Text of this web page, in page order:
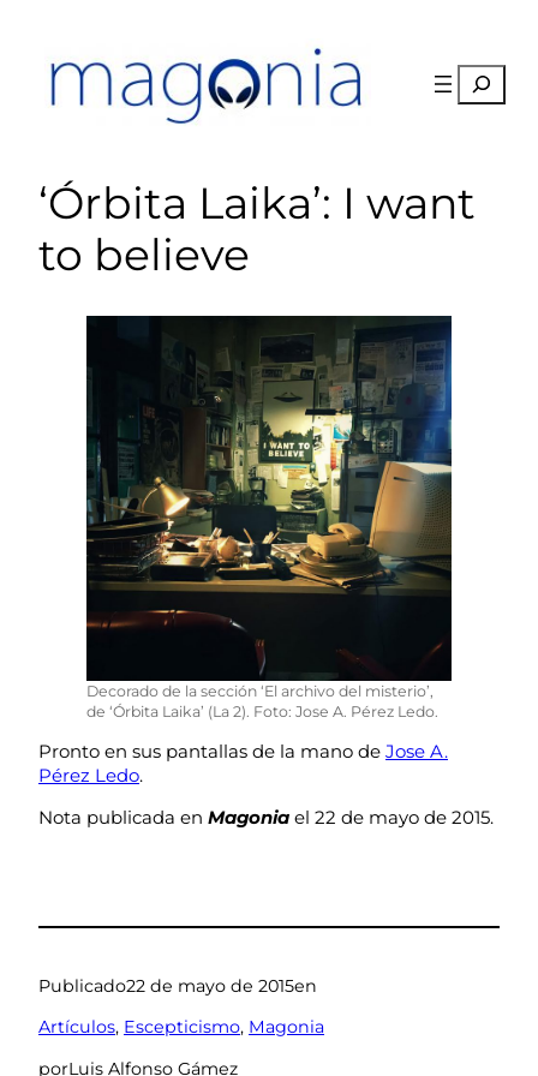
contenido
Buscar
‘Órbita Laika’: I want
to believe
Decorado de la sección ‘El archivo del misterio’,
de ‘Órbita Laika’ (La 2). Foto: Jose A. Pérez Ledo.
Pronto en sus pantallas de la mano de Jose A.
Pérez Ledo.
Nota publicada en Magonia el 22 de mayo de 2015.
Publicado22 de mayo de 2015en
Artículos, Escepticismo, Magonia
porLuis Alfonso Gámez